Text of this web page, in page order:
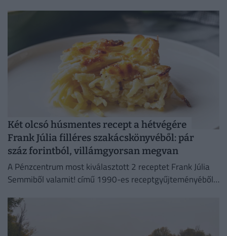
Két olcsó húsmentes recept a hétvégére
Frank Júlia filléres szakácskönyvéből: pár
száz forintból, villámgyorsan megvan
A Pénzcentrum most kiválasztott 2 receptet Frank Júlia
Semmiből valamit! című 1990-es receptgyűjteményéből